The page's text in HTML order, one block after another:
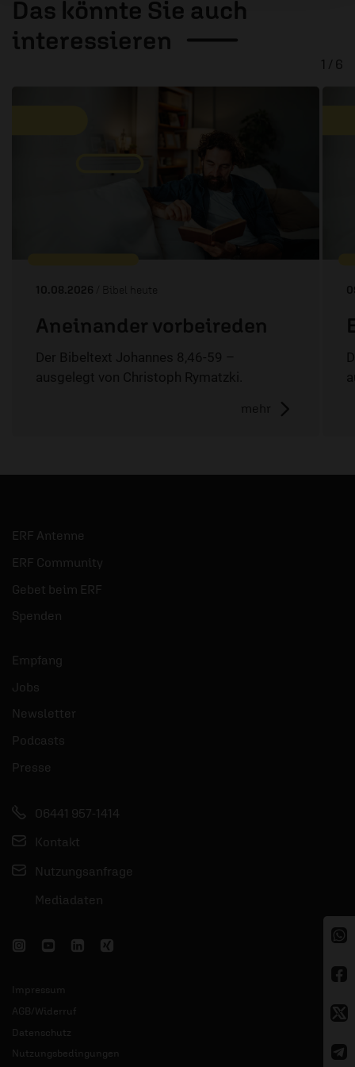
Das könnte Sie auch
interessieren
10.08.2026 / Bibel heute
Aneinander vorbeireden
Der Bibeltext Johannes 8,46-59 –
ausgelegt von Christoph Rymatzki.
mehr
1 / 6
ERF Antenne
ERF Community
Gebet beim ERF
Spenden
Empfang
Jobs
Newsletter
Podcasts
Presse
06441 957-1414
Kontakt
Nutzungsanfrage
Mediadaten
Impressum
AGB/Widerruf
Datenschutz
Nutzungsbedingungen